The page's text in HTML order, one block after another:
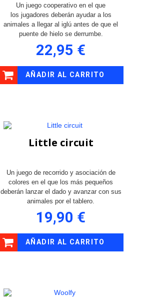
Un juego cooperativo en el que
los jugadores deberán ayudar a los
animales a llegar al iglú antes de que el
puente de hielo se derrumbe.
22,95 €
AÑADIR AL CARRITO
Little circuit
Un juego de recorrido y asociación de
colores en el que los más pequeños
deberán lanzar el dado y avanzar con sus
animales por el tablero.
19,90 €
AÑADIR AL CARRITO